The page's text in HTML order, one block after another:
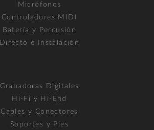
Micrófonos
Controladores MIDI
Batería y Percusión
Directo e Instalación
Grabadoras Digitales
Hi-Fi y Hi-End
Cables y Conectores
Soportes y Pies